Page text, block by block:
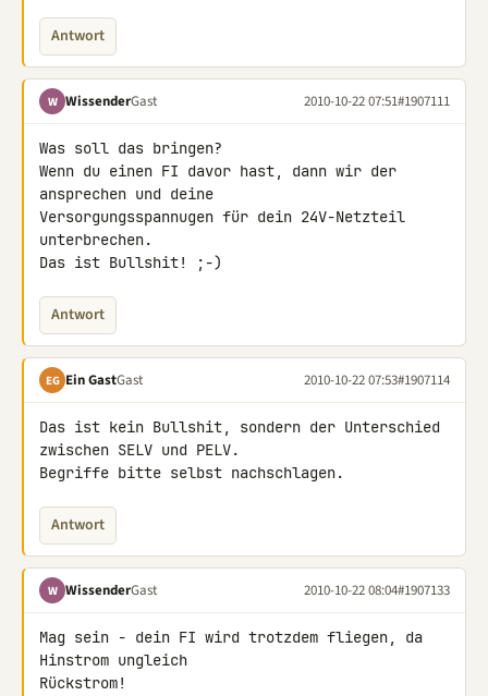
Antwort
W WissenderGast 2010-10-22 07:51#1907111
Was soll das bringen?
Wenn du einen FI davor hast, dann wir der
ansprechen und deine
Versorgungsspannugen für dein 24V-Netzteil
unterbrechen.
Das ist Bullshit! ;-)
Antwort
EG Ein GastGast 2010-10-22 07:53#1907114
Das ist kein Bullshit, sondern der Unterschied
zwischen SELV und PELV.
Begriffe bitte selbst nachschlagen.
Antwort
W WissenderGast 2010-10-22 08:04#1907133
Mag sein - dein FI wird trotzdem fliegen, da
Hinstrom ungleich
Rückstrom!